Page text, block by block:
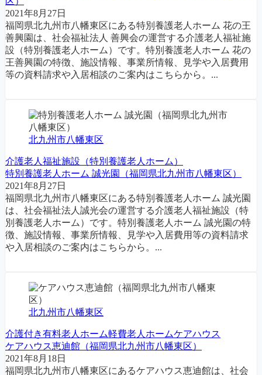
2021年8月27日
福岡県北九州市八幡東区にある特別養護老人ホーム 花の王
善興園は、社会福祉法人 善興会の運営する介護老人福祉施
設（特別養護老人ホーム）です。特別養護老人ホーム 花の
王善興園の特徴、施設情報、事業所情報、見学や入居費用
等の資料請求や入居相談のご案内はこちらから。...
北九州市八幡東区
介護老人福祉施設（特別養護老人ホーム）
特別養護老人ホーム 誠光園（福岡県北九州市八幡東区）
2021年8月27日
福岡県北九州市八幡東区にある特別養護老人ホーム 誠光園
は、社会福祉法人誠光会の運営する介護老人福祉施設（特
別養護老人ホーム）です。特別養護老人ホーム 誠光園の特
徴、施設情報、事業所情報、見学や入居費用等の資料請求
や入居相談のご案内はこちらから。...
北九州市八幡東区
介護付き有料老人ホーム軽費老人ホームケアハウス
ケアハウス恵迪館（福岡県北九州市八幡東区）
2021年8月18日
福岡県北九州市八幡東区にあるケアハウス恵迪館は、社会